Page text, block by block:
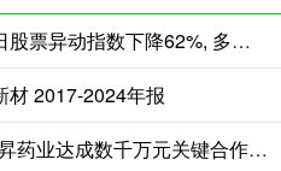
九五配资 钱诚同享: 2月5日股票异动指数下降62%, 多空强度净值为-83只股
材 2017-2024年报
微私寡配资 晶泰科技与维昇药业达成数千万元关键合作, AI+机器人共拓内分泌药物千亿级蓝海市场